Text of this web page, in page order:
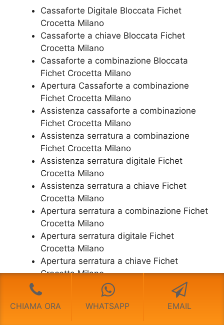
Cassaforte Digitale Bloccata Fichet
Crocetta Milano
Cassaforte a chiave Bloccata Fichet
Crocetta Milano
Cassaforte a combinazione Bloccata
Fichet Crocetta Milano
​Apertura Cassaforte a combinazione
Fichet Crocetta Milano
Assistenza cassaforte a combinazione
Fichet Crocetta Milano
​Assistenza serratura​ ​a combinazione
Fichet Crocetta Milano
Assistenza serratura ​digitale Fichet
Crocetta Milano
Assistenza serratura ​a chiave Fichet
Crocetta Milano
​Apertura serratura​ ​a combinazione Fichet
Crocetta Milano
Apertura serratura​ ​digitale Fichet
Crocetta Milano
​Apertura serratura​ ​a chiave Fichet
Crocetta Milano
​Cassaforte Usata Fichet Crocetta Milano
CHIAMA ORA
WHATSAPP EMAIL